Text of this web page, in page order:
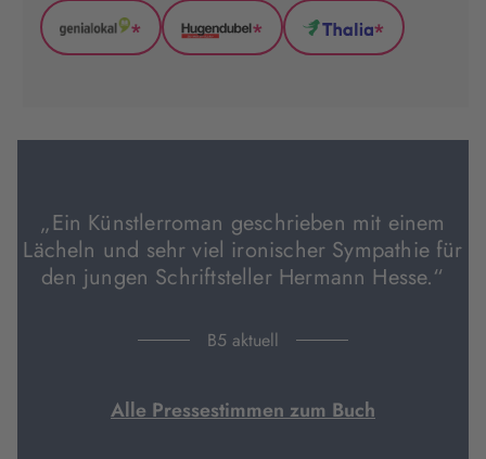
GenialLokal
Tab
*
Hugendubel
Tab
*
Thalia
Tab
*
„Ein Künstlerroman geschrieben mit einem
Lächeln und sehr viel ironischer Sympathie für
den jungen Schriftsteller Hermann Hesse.“
B5 aktuell
Alle Pressestimmen zum Buch